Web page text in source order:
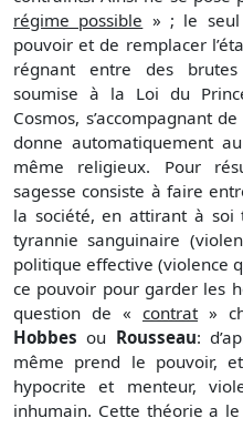
régime possible » ; le seul
pouvoir et de remplacer
régnant entre des
soumise à la Loi du
Cosmos, s’accompagnant
donne automatiquement
même religieux. Pour
sagesse consiste à faire
la société, en attirant à
tyrannie sanguinaire
politique effective (violence
ce pouvoir pour garder les
question de « contrat »
Hobbes ou Rousseau:
même prend le pouvoir,
hypocrite et menteur,
inhumain. Cette théorie a